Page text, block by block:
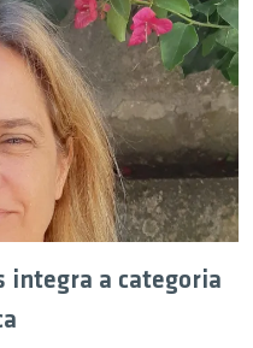
integra a categoria